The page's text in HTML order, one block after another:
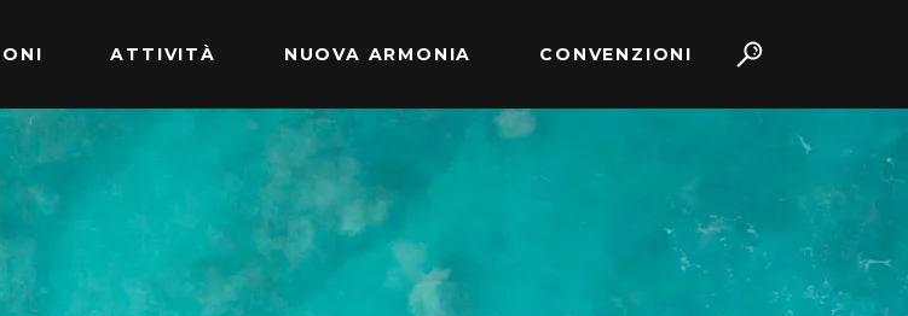
ATTIVITÀ NUOVA ARMONIA CONVENZIONI